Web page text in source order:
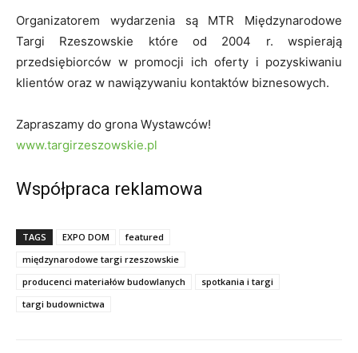
Organizatorem wydarzenia są MTR Międzynarodowe
Targi Rzeszowskie które od 2004 r. wspierają
przedsiębiorców w promocji ich oferty i pozyskiwaniu
klientów oraz w nawiązywaniu kontaktów biznesowych.
Zapraszamy do grona Wystawców!
www.targirzeszowskie.pl
Współpraca reklamowa
TAGS EXPO DOM
featured
międzynarodowe targi rzeszowskie
producenci materiałów budowlanych
spotkania i targi
targi budownictwa